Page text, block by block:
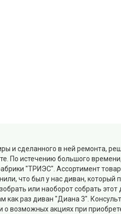
и сделанного в ней ремонта,
По истечению большого
"ТРИЭС". Ассортимент
что был у нас диван,
или наоборот собрать
как раз диван "Диана 3".
о возможных акциях при